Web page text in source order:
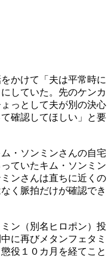
かけて「夫は平常時に
していた。先のケンカ
っとして夫が別の決心
確認してほしい」と要
・ソンミンさんの自宅
ていたキム・ソンミン
ンさんは直ちに近くの
く脈拍だけが確認でき
ン（別名ヒロポン）投
に再びメタンフェタミ
役１０カ月を経てこと